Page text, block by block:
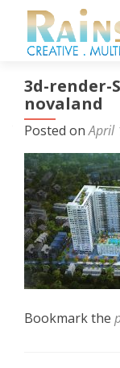
3d-render-
novaland
Posted onApril
Bookmark the